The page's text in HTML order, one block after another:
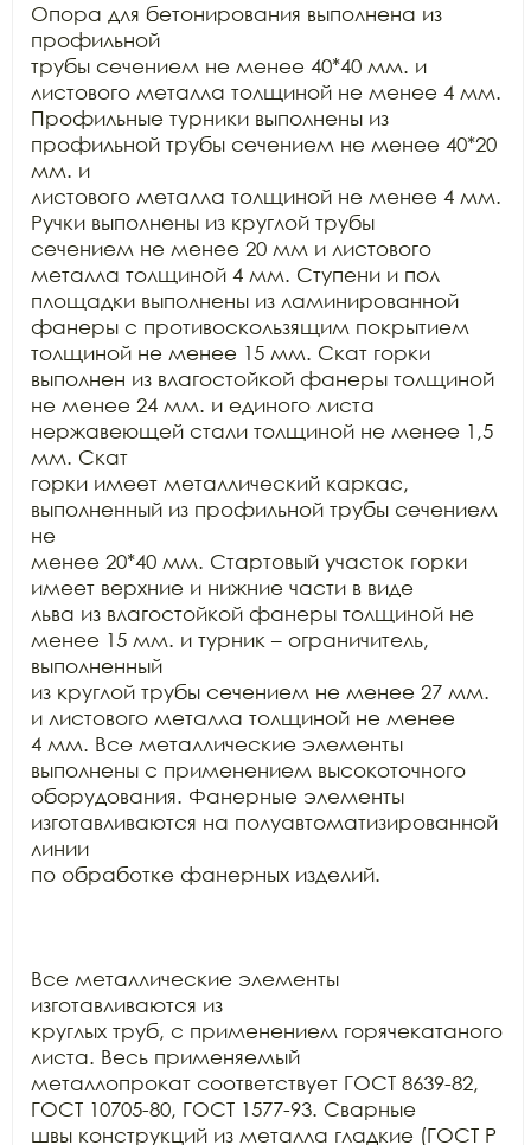
Опора для бетонирования выполнена из
профильной
трубы сечением не менее 40*40 мм. и
листового металла толщиной не менее 4 мм.
Профильные турники выполнены из
профильной трубы сечением не менее 40*20
мм. и
листового металла толщиной не менее 4 мм.
Ручки выполнены из круглой трубы
сечением не менее 20 мм и листового
металла толщиной 4 мм. Ступени и пол
площадки выполнены из ламинированной
фанеры с противоскользящим покрытием
толщиной не менее 15 мм. Скат горки
выполнен из влагостойкой фанеры толщиной
не менее 24 мм. и единого листа
нержавеющей стали толщиной не менее 1,5
мм. Скат
горки имеет металлический каркас,
выполненный из профильной трубы сечением
не
менее 20*40 мм. Стартовый участок горки
имеет верхние и нижние части в виде
льва из влагостойкой фанеры толщиной не
менее 15 мм. и турник – ограничитель,
выполненный
из круглой трубы сечением не менее 27 мм.
и листового металла толщиной не менее
4 мм. Все металлические элементы
выполнены с применением высокоточного
оборудования. Фанерные элементы
изготавливаются на полуавтоматизированной
линии
по обработке фанерных изделий.
Все металлические элементы
изготавливаются из
круглых труб, с применением горячекатаного
листа. Весь применяемый
металлопрокат соответствует ГОСТ 8639-82,
ГОСТ 10705-80, ГОСТ 1577-93. Сварные
швы конструкций из металла гладкие (ГОСТ Р